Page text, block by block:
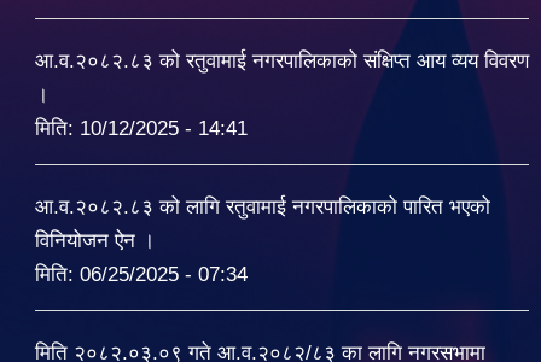
आ.व.२०८२.८३ को रतुवामाई नगरपालिकाको संक्षिप्त आय व्यय विवरण
।
मिति: 10/12/2025 - 14:41
आ.व.२०८२.८३ को लागि रतुवामाई नगरपालिकाको पारित भएको
विनियोजन ऐन ।
मिति: 06/25/2025 - 07:34
मिति २०८२.०३.०९ गते आ.व.२०८२/८३ का लागि नगरसभामा